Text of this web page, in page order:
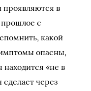
в
прошлое с
какой
опасны,
находится «не в
через